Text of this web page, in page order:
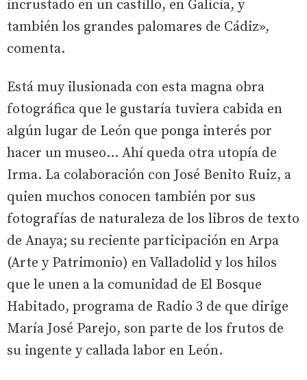
incrustado en un castillo, en Galicia, y
también los grandes palomares de Cádiz»,
comenta.
Está muy ilusionada con esta magna obra
fotográfica que le gustaría tuviera cabida en
algún lugar de León que ponga interés por
hacer un museo... Ahí queda otra utopía de
Irma. La colaboración con José Benito Ruiz, a
quien muchos conocen también por sus
fotografías de naturaleza de los libros de texto
de Anaya; su reciente participación en Arpa
(Arte y Patrimonio) en Valladolid y los hilos
que le unen a la comunidad de El Bosque
Habitado, programa de Radio 3 de que dirige
María José Parejo, son parte de los frutos de
su ingente y callada labor en León.